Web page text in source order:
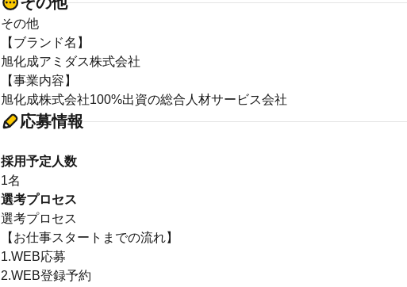
その他
【ブランド名】
旭化成アミダス株式会社
【事業内容】
旭化成株式会社100%出資の総合人材サービス会社
応募情報
採用予定人数
1名
選考プロセス
選考プロセス
【お仕事スタートまでの流れ】
1.WEB応募
2.WEB登録予約